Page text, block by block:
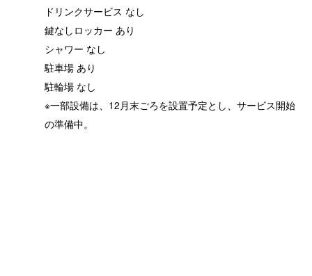
ドリンクサービス なし
鍵なしロッカー あり
シャワー なし
駐車場 あり
駐輪場 なし
※一部設備は、12月末ごろを設置予定とし、サービス開始
の準備中。